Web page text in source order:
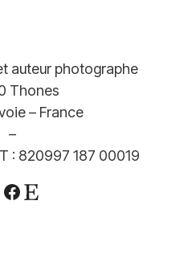
auteur photographe
Thones
– France
–
: 820997 187 00019
Facebook
Etsy